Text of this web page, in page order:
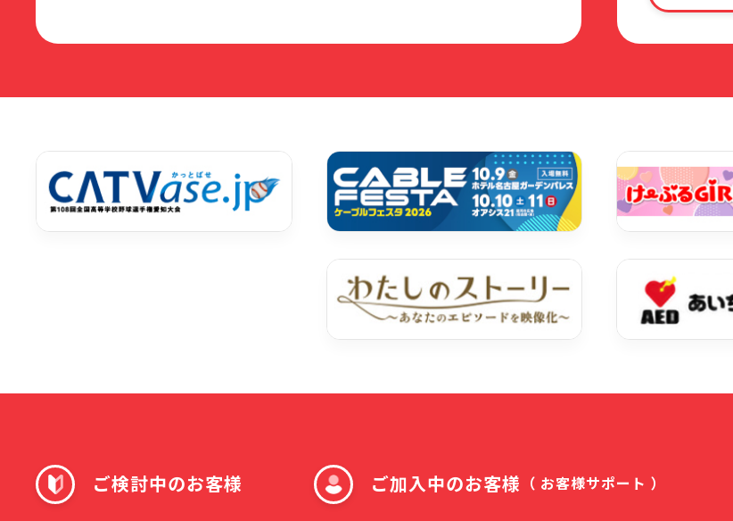
ご検討中のお客様 ご加入中のお客様 （ お客様サポート ）